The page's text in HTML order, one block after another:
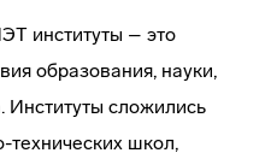
институты – это
образования, науки,
сложились
технических школ,